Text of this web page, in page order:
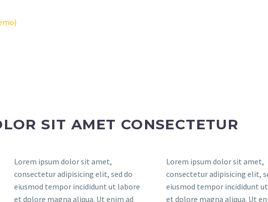
SIT AMET CONSECTETUR
Lorem ipsum dolor sit amet,
consectetur adipisicing elit, sed do
eiusmod tempor incididunt ut labore
et dolore magna aliqua. Ut enim ad
Lorem ipsum dolor sit amet,
consectetur adipisicing elit,
eiusmod tempor incididunt
et dolore magna aliqua. Ut